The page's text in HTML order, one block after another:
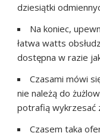
dziesiątki
Na koniec,
łatwa watts
dostępna w razie
Czasami mówi
nie należą do
potrafią wykrzesać
Czasem taka